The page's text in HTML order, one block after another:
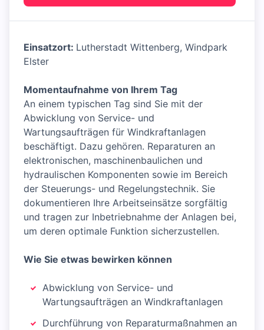
Einsatzort: Lutherstadt Wittenberg, Windpark
Elster
Momentaufnahme von Ihrem Tag
An einem typischen Tag sind Sie mit der
Abwicklung von Service- und
Wartungsaufträgen für Windkraftanlagen
beschäftigt. Dazu gehören. Reparaturen an
elektronischen, maschinenbaulichen und
hydraulischen Komponenten sowie im Bereich
der Steuerungs- und Regelungstechnik. Sie
dokumentieren Ihre Arbeitseinsätze sorgfältig
und tragen zur Inbetriebnahme der Anlagen bei,
um deren optimale Funktion sicherzustellen.
Wie Sie etwas bewirken können
Abwicklung von Service- und
Wartungsaufträgen an Windkraftanlagen
Durchführung von Reparaturmaßnahmen an